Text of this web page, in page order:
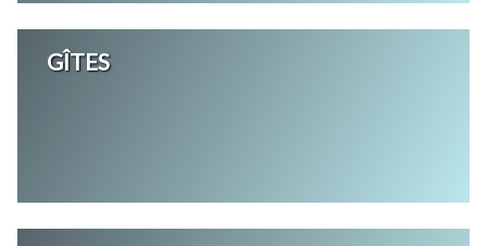
GÎTES